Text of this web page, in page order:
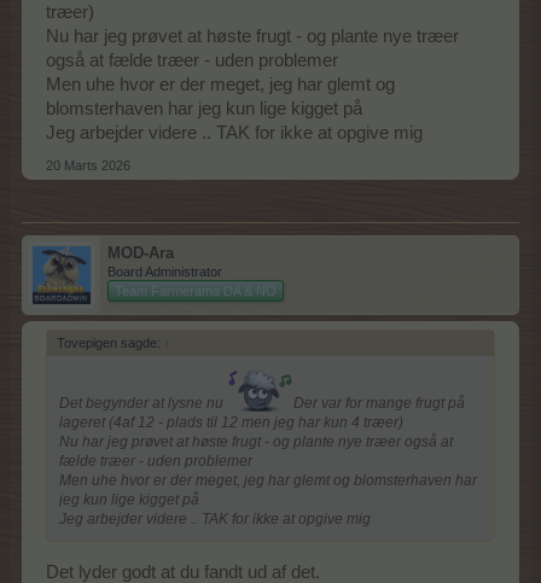
træer)
Nu har jeg prøvet at høste frugt - og plante nye træer
også at fælde træer - uden problemer
Men uhe hvor er der meget, jeg har glemt og
blomsterhaven har jeg kun lige kigget på
Jeg arbejder videre .. TAK for ikke at opgive mig
20 Marts 2026
MOD-Ara
Board Administrator
Team Farmerama DA & NO
Tovepigen sagde: ↑
Det begynder at lysne nu
Der var for mange frugt på
lageret (4af 12 - plads til 12 men jeg har kun 4 træer)
Nu har jeg prøvet at høste frugt - og plante nye træer også at
fælde træer - uden problemer
Men uhe hvor er der meget, jeg har glemt og blomsterhaven har
jeg kun lige kigget på
Jeg arbejder videre .. TAK for ikke at opgive mig
Det lyder godt at du fandt ud af det.